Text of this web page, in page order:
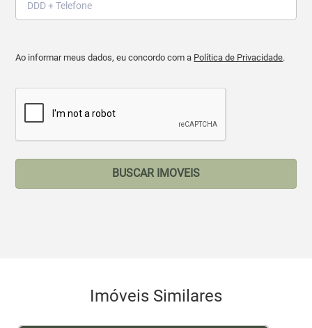
Ao informar meus dados, eu concordo com a Política de Privacidade.
BUSCAR IMOVEIS
Imóveis Similares